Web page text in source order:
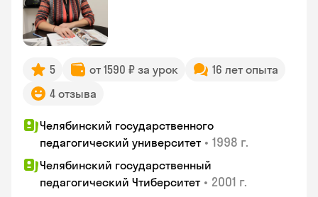
5 от 1590 ₽ за урок
16 лет опыта
4 отзыва
Челябинский государственного
педагогический университет • 1998 г.
Челябинский государственный
педагогический Чтиберситет • 2001 г.